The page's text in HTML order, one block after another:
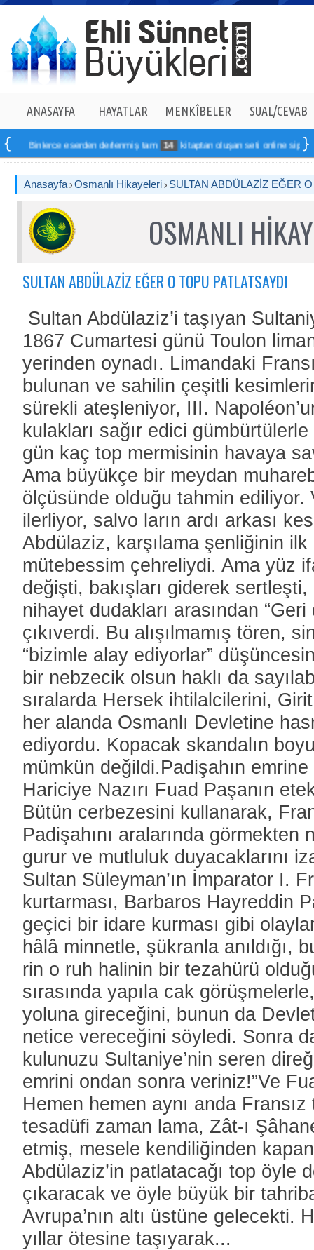
ANASAYFA HAYATLAR MENKÎBELER SUAL/CEVAB
Binlerce eserden derlenmiş tam 14 kitaptan oluşan seti online sipariş
Anasayfa Osmanlı Hikayeleri SULTAN ABDÜLAZİZ EĞER
OSMANLI
SULTAN ABDÜLAZİZ EĞER O TOPU PATLATSAYDI
Sultan Abdülaziz’i taşıyan
1867 Cumartesi günü Toulon
yerinden oynadı. Limandaki
bulunan ve sahilin çeşitli
sürekli ateşleniyor, III.
kulakları sağır edici
gün kaç top mermisinin havaya
Ama büyükçe bir meydan
ölçüsünde olduğu tahmin ediliyor.
ilerliyor, salvo ların ardı arkası
Abdülaziz, karşılama şenliğinin
mütebessim çehreliydi. Ama yüz
değişti, bakışları giderek sertleşti,
nihayet dudakları arasından
çıkıverdi. Bu alışılmamış tören,
“bizimle alay ediyorlar”
bir nebzecik olsun haklı da
sıralarda Hersek ihtilalcilerini,
her alanda Osmanlı Devletine
ediyordu. Kopacak skandalın
mümkün değildi.Padişahın
Hariciye Nazırı Fuad Paşanın
Bütün cerbezesini kullanarak,
Padişahını aralarında görmekten
gurur ve mutluluk duyacaklarını
Sultan Süleyman’ın İmparator I.
kurtarması, Barbaros Hayreddin
geçici bir idare kurması gibi
hâlâ minnetle, şükranla anıldığı,
rin o ruh halinin bir tezahürü
sırasında yapıla cak
yoluna gireceğini, bunun da
netice vereceğini söyledi. Sonra
kulunuzu Sultaniye’nin seren
emrini ondan sonra veriniz!”Ve
Hemen hemen aynı anda
tesadüfi zaman lama, Zât-ı
etmiş, mesele kendiliğinden
Abdülaziz’in patlatacağı top öyle
çıkaracak ve öyle büyük bir
Avrupa’nın altı üstüne gelecekti.
yıllar ötesine taşıyarak...